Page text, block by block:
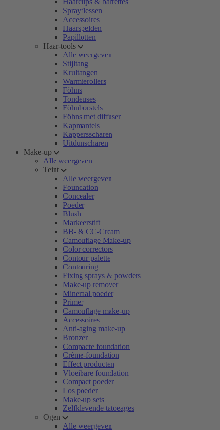
Haarclips & barrettes
Sprayflessen
Accessoires
Haarspelden
Papillotten
Haar-tools
Alle weergeven
Stijltang
Krultangen
Warmterollers
Föhns
Tondeuses
Föhnborstels
Föhns met diffuser
Kapmantels
Kappersscharen
Uitdunscharen
Make-up
Alle weergeven
Teint
Alle weergeven
Foundation
Concealer
Poeder
Blush
Markeerstift
BB- & CC-Cream
Camouflage Make-up
Color correctors
Contour palette
Contouring
Fixing sprays & powders
Make-up remover
Mineraal poeder
Primer
Camouflage make-up
Accessoires
Anti-aging make-up
Bronzer
Compacte foundation
Crème-foundation
Effect producten
Vloeibare foundation
Compact poeder
Los poeder
Make-up sets
Zelfklevende tatoeages
Ogen
Alle weergeven